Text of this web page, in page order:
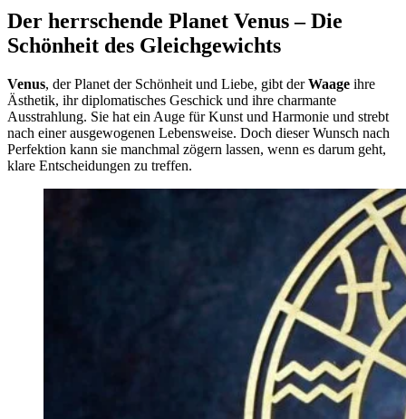
Der herrschende Planet Venus – Die
Schönheit des Gleichgewichts
Venus, der Planet der Schönheit und Liebe, gibt derWaage ihre
Ästhetik, ihr diplomatisches Geschick und ihre charmante
Ausstrahlung. Sie hat ein Auge für Kunst und Harmonie und strebt
nach einer ausgewogenen Lebensweise. Doch dieser Wunsch nach
Perfektion kann sie manchmal zögern lassen, wenn es darum geht,
klare Entscheidungen zu treffen.